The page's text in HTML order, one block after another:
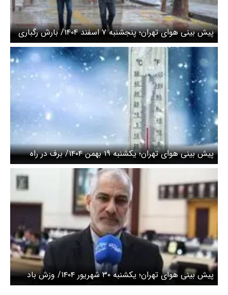
پیش بینی هوای تهران؛ پنجشنبه ۷ اسفند ۱۴۰۴/ بارش رگباری
و وزش باد
پیش بینی هوای تهران؛ یکشنبه ۱۹ بهمن ۱۴۰۴/ برف در راه
است
پیش بینی هوای تهران؛ یکشنبه ۳۰ شهریور ۱۴۰۴/ وزش باد
شدید در نیمه غربی